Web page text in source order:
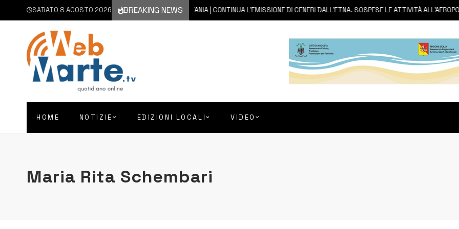
SABATO 8 AGOSTO 2026 BREAKING NEWS
8 AGOSTO 2026 CATANIA | CONTINUA L’EMISSIONE DI CENERI DALL’ETNA. SOSPESE LE ATTIVITÀ
HOME NOTIZIE EDIZIONI LOCALI VIDEO
Maria Rita Schembari